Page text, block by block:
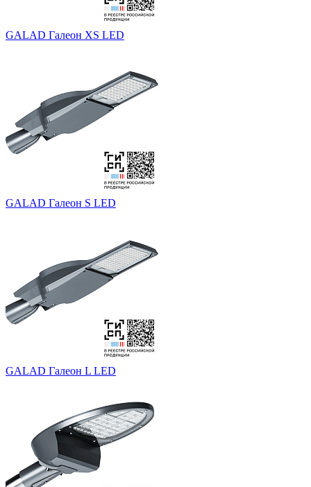
GALAD Галеон XS LED
GALAD Галеон S LED
GALAD Галеон L LED